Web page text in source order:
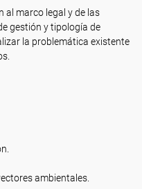
al marco legal y de las
gestión y tipología de
la problemática existente
ambientales.